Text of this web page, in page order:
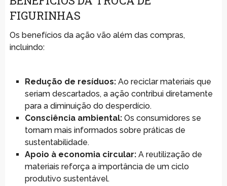
FIGURINHAS
Os benefícios da ação vão além das compras,
incluindo:
Redução de resíduos:Ao reciclar materiais que
seriam descartados, a ação contribui diretamente
para a diminuição do desperdício.
Consciência ambiental:Os consumidores se
tornam mais informados sobre práticas de
sustentabilidade.
Apoio à economia circular:A reutilização de
materiais reforça a importância de um ciclo
produtivo sustentável.